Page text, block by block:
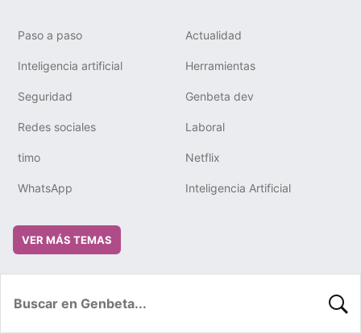
Paso a paso Actualidad
Inteligencia artificial Herramientas
Seguridad Genbeta dev
Redes sociales Laboral
timo Netflix
WhatsApp Inteligencia Artificial
VER MÁS TEMAS